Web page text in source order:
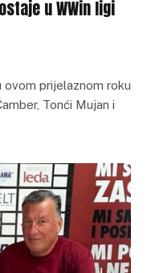
u WWin ligi
ovom prijelaznom roku
Tonći Mujan i